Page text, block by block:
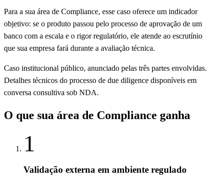
Para a sua área de Compliance, esse caso oferece um indicador
objetivo: se o produto passou pelo processo de aprovação de um
banco com a escala e o rigor regulatório, ele atende ao escrutínio
que sua empresa fará durante a avaliação técnica.
Caso institucional público, anunciado pelas três partes envolvidas.
Detalhes técnicos do processo de due diligence disponíveis em
conversa consultiva sob NDA.
O que sua área de Compliance ganha
1
Validação externa em ambiente regulado